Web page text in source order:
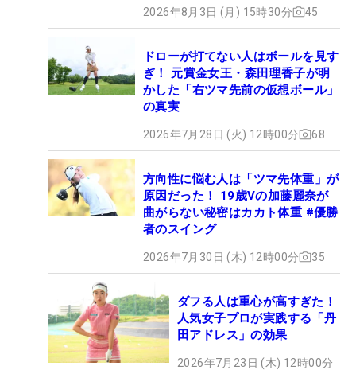
2026年8月3日 (月) 15時30分 45
ドローが打てない人はボールを見す
ぎ！ 元賞金女王・森田理香子が明
かした「右ツマ先前の仮想ボール」
の真実
2026年7月28日 (火) 12時00分 68
方向性に悩む人は「ツマ先体重」が
原因だった！ 19歳Vの加藤麗奈が
曲がらない秘密はカカト体重 #優勝
者のスイング
2026年7月30日 (木) 12時00分 35
ダフる人は重心が高すぎた！
人気女子プロが実践する「丹
田アドレス」の効果
2026年7月23日 (木) 12時00分